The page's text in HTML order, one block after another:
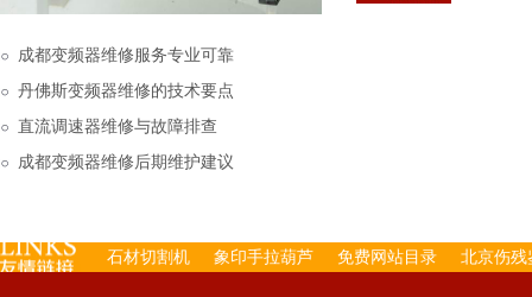
下来的，机内已经存有
成都变频器维修服务专业可靠
丹佛斯变频器维修的技术要点
直流调速器维修与故障排查
成都变频器维修后期维护建议
石材切割机 象印手拉葫芦 免费网站目录 北京伤残